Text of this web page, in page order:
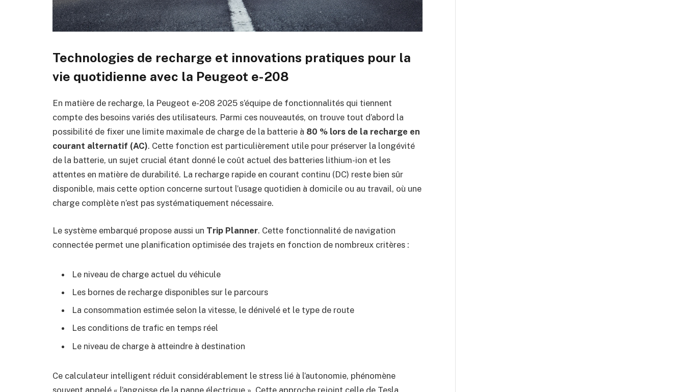
Technologies de recharge et innovations pratiques pour la
vie quotidienne avec la Peugeot e-208
En matière de recharge, la Peugeot e-208 2025 s’équipe de fonctionnalités qui tiennent
compte des besoins variés des utilisateurs. Parmi ces nouveautés, on trouve tout d’abord la
possibilité de fixer une limite maximale de charge de la batterie à 80 % lors de la recharge en
courant alternatif (AC). Cette fonction est particulièrement utile pour préserver la longévité
de la batterie, un sujet crucial étant donné le coût actuel des batteries lithium-ion et les
attentes en matière de durabilité. La recharge rapide en courant continu (DC) reste bien sûr
disponible, mais cette option concerne surtout l’usage quotidien à domicile ou au travail, où une
charge complète n’est pas systématiquement nécessaire.
Le système embarqué propose aussi un Trip Planner. Cette fonctionnalité de navigation
connectée permet une planification optimisée des trajets en fonction de nombreux critères :
Le niveau de charge actuel du véhicule
Les bornes de recharge disponibles sur le parcours
La consommation estimée selon la vitesse, le dénivelé et le type de route
Les conditions de trafic en temps réel
Le niveau de charge à atteindre à destination
Ce calculateur intelligent réduit considérablement le stress lié à l’autonomie, phénomène
souvent appelé « l’angoisse de la panne électrique ». Cette approche rejoint celle de Tesla,